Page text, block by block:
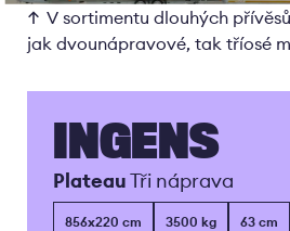
V sortimentu dlouhých
jak dvounápravové, tak tříosé
INGENS
PlateauTři náprava
856x220 cm 3500 kg 63 cm